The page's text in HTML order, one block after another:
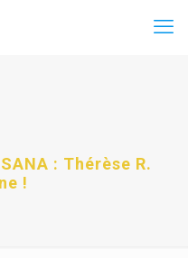
: Thérèse R.
!